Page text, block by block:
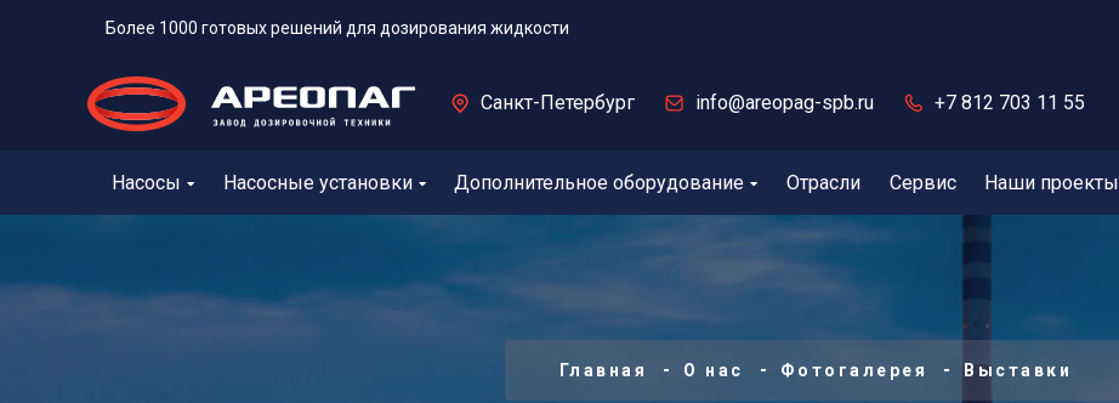
Более 1000 готовых решений для дозирования жидкости
Санкт-Петербург info@areopag-spb.ru +7 812 703 11 55
Насосы Насосные установки Дополнительное оборудование Отрасли Сервис Наши проекты
Главная О нас Фотогалерея Выставки